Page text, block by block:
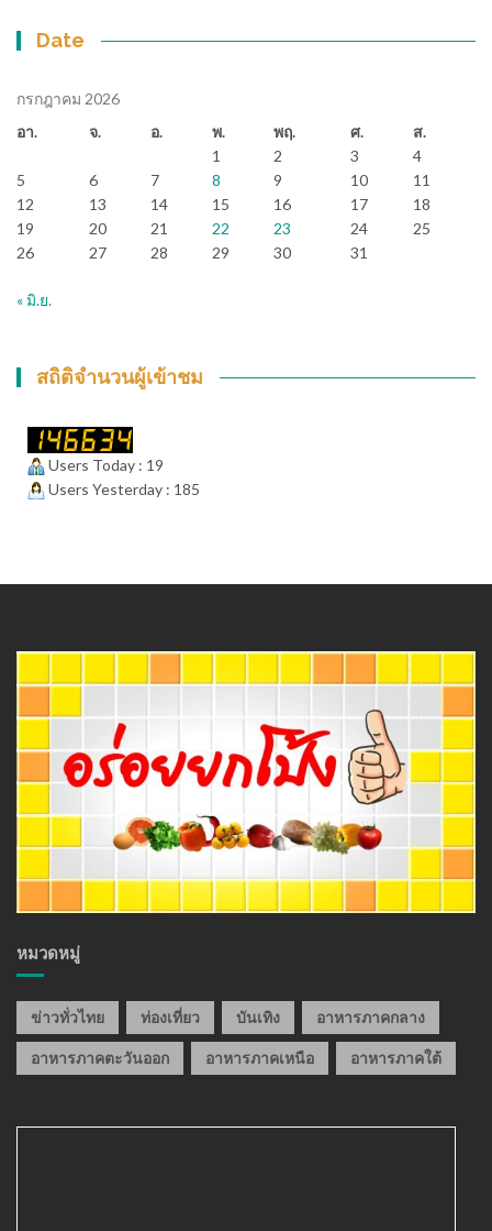
Date
กรกฎาคม 2026
อา.
จ. อ. พ. พฤ. ศ.
ส.
1
2 3
4
5
6 7 8 9 10
11
12
13 14 15 16 17
18
19
20 21 22 23 24
25
26
27 28 29 30 31
« มิ.ย.
สถิติจำนวนผู้เข้าชม
Users Today : 19
Users Yesterday : 185
หมวดหมู่
ข่าวทั่วไทย ท่องเที่ยว บันเทิง อาหารภาคกลาง
อาหารภาคตะวันออก อาหารภาคเหนือ อาหารภาคใต้